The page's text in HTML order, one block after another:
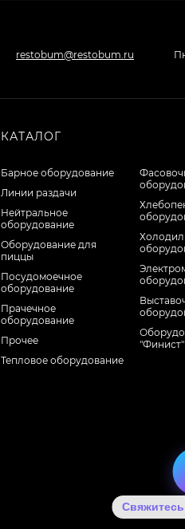
restobum@restobum.ru
КАТАЛОГ
Барное оборудование
Линии раздачи
Нейтральное
оборудование
Оборудование для
пиццы
Посудомоечное
оборудование
Прачечное
оборудование
Прочее
Тепловое оборудование
"Финист"